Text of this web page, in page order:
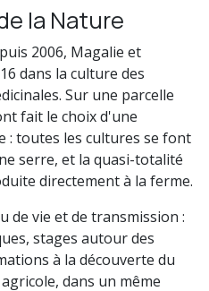
la Nature
2006, Magalie et
dans la culture des
Sur une parcelle
fait le choix d'une
: toutes les cultures se font
serre, et la quasi-totalité
directement à la ferme.
de vie et de transmission :
stages autour des
à la découverte du
dans un même